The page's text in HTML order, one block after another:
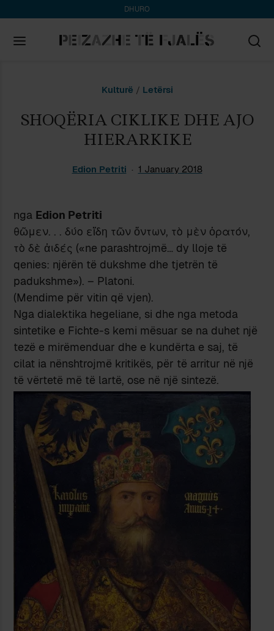
DHURO
Kulturë / Letërsi
SHOQËRIA CIKLIKE DHE AJO
HIERARKIKE
Edion Petriti 1 January 2018
nga Edion Petriti
θῶμεν. . . δύο εἴδη τῶν ὄντων, τὸ μὲν ὁρατόν,
τὸ δὲ ἀιδές («ne parashtrojmë… dy lloje të
qenies: njërën të dukshme dhe tjetrën të
padukshme»). – Platoni.
(Mendime për vitin që vjen).
Nga dialektika hegeliane, si dhe nga metoda
sintetike e Fichte-s kemi mësuar se na duhet një
tezë e mirëmenduar dhe e kundërta e saj, të
cilat ia nënshtrojmë kritikës, për të arritur në një
të vërtetë më të lartë, ose në një sintezë.